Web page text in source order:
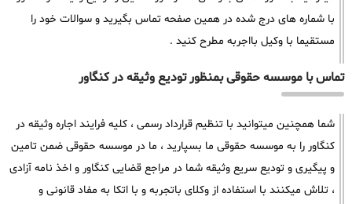
با شماره های درج شده در همین صفحه تماس بگیرید و سوالات خود را
مستقیما با وکیل بااجربه مطرح کنید .
تماس با موسسه حقوقی بمنظور تودیع وثیقه در کنگاور
شما همچنین میتوانید با تنظیم قرارداد رسمی ، کلیه فرایند اجاره وثیقه در
کنگاور را به موسسه حقوقی ما بسپارید ، ما در موسسه حقوقی ضمن تامین
و پیگیری و تودیع سریع وثیقه شما در مراجع قضایی کنگاور و اخذ نامه آزادی
، تلاش میکنند با استفاده از وکلای باتجربه و با اتکا به مفاد قانونی و